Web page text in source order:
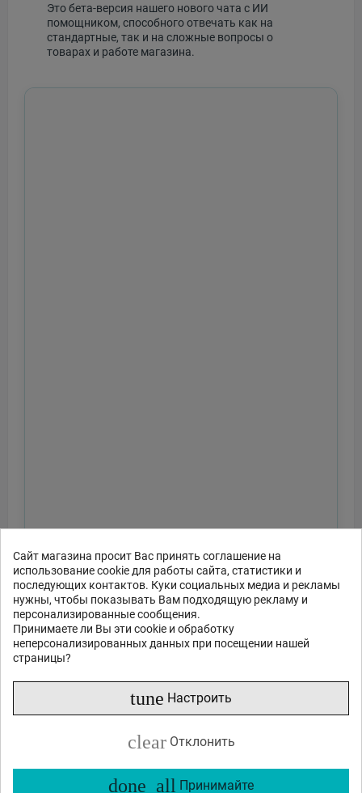
Сайт магазина просит Вас принять соглашение на
использование cookie для работы сайта, статистики и
последующих контактов. Куки социальных медиа и рекламы
нужны, чтобы показывать Вам подходящую рекламу и
персонализированные сообщения.
Принимаете ли Вы эти cookie и обработку
неперсонализированных данных при посещении нашей
страницы?
tune Настроить
clear Отклонить
done_all Принимайте
Это бета-версия нашего нового чата с ИИ
помощником, способного отвечать как на
стандартные, так и на сложные вопросы о
товарах и работе магазина.